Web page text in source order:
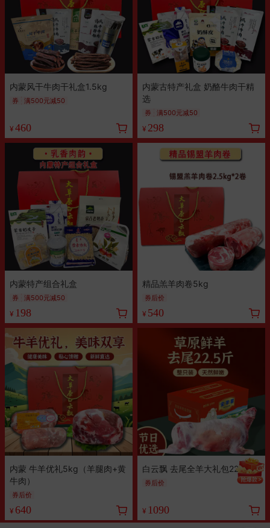
内蒙风干牛肉干礼盒1.5kg
券 满500元减50
¥ 460
内蒙古特产礼盒 奶酪牛肉干精
选
券 满500元减50
¥ 298
内蒙特产组合礼盒
券 满500元减50
¥ 198
精品羔羊肉卷5kg
券后价
¥ 540
内蒙 牛羊优礼5kg（羊腿肉+黄
牛肉）
券后价
¥ 640
白云飘 去尾全羊大礼包22.5斤
券后价
¥ 1090